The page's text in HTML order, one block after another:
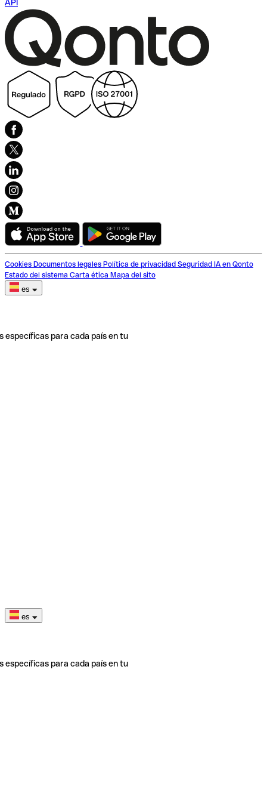
API
Cookies Documentos legales Política de privacidad Seguridad IA en Qonto
Estado del sistema Carta ética Mapa del sito
es
específicas para cada país en tu
es
específicas para cada país en tu